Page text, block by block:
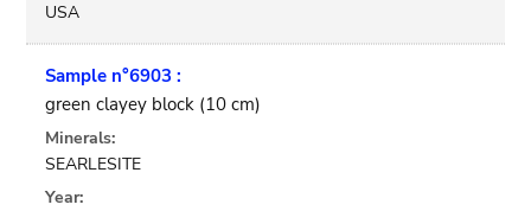
USA
Sample n°6903 :
green clayey block (10 cm)
Minerals:
SEARLESITE
Year: